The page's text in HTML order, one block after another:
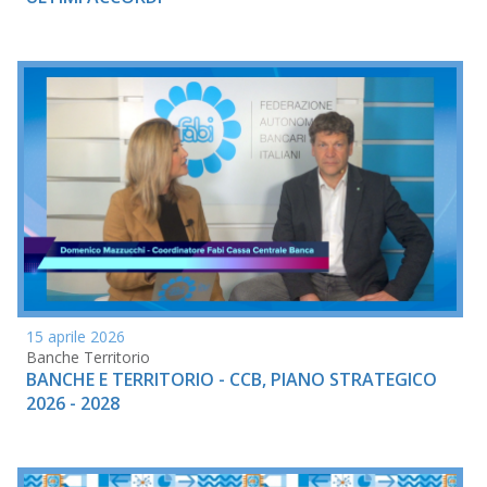
15 aprile 2026
Banche Territorio
BANCHE E TERRITORIO - CCB, PIANO STRATEGICO
2026 - 2028